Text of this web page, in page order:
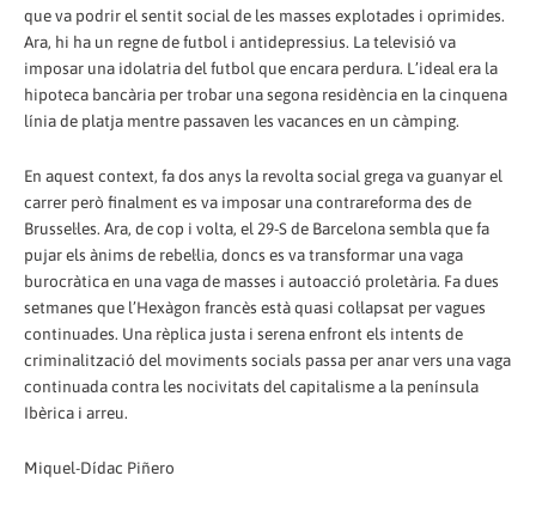
que va podrir el sentit social de les masses explotades i oprimides.
Ara, hi ha un regne de futbol i antidepressius. La televisió va
imposar una idolatria del futbol que encara perdura. L’ideal era la
hipoteca bancària per trobar una segona residència en la cinquena
línia de platja mentre passaven les vacances en un càmping.
En aquest context, fa dos anys la revolta social grega va guanyar el
carrer però finalment es va imposar una contrareforma des de
Brussel·les. Ara, de cop i volta, el 29-S de Barcelona sembla que fa
pujar els ànims de rebel·lia, doncs es va transformar una vaga
burocràtica en una vaga de masses i autoacció proletària. Fa dues
setmanes que l’Hexàgon francès està quasi col·lapsat per vagues
continuades. Una rèplica justa i serena enfront els intents de
criminalització del moviments socials passa per anar vers una vaga
continuada contra les nocivitats del capitalisme a la península
Ibèrica i arreu.
Miquel-Dídac Piñero